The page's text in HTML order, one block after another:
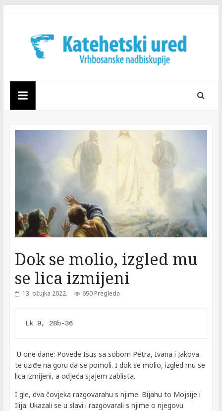
Katehetski
ured
Vrhbosanske
nadbiskupije
Dok se molio, izgled mu
se lica izmijeni
13. ožujka 2022. 690 Pregleda
Lk 9, 28b-36
U one dane: Povede Isus sa sobom Petra, Ivana i Jakova
te uziđe na goru da se pomoli. I dok se molio, izgled mu se
lica izmijeni, a odjeća sjajem zablista.
I gle, dva čovjeka razgovarahu s njime. Bijahu to Mojsije i
Ilija. Ukazali se u slavi i razgovarali s njime o njegovu